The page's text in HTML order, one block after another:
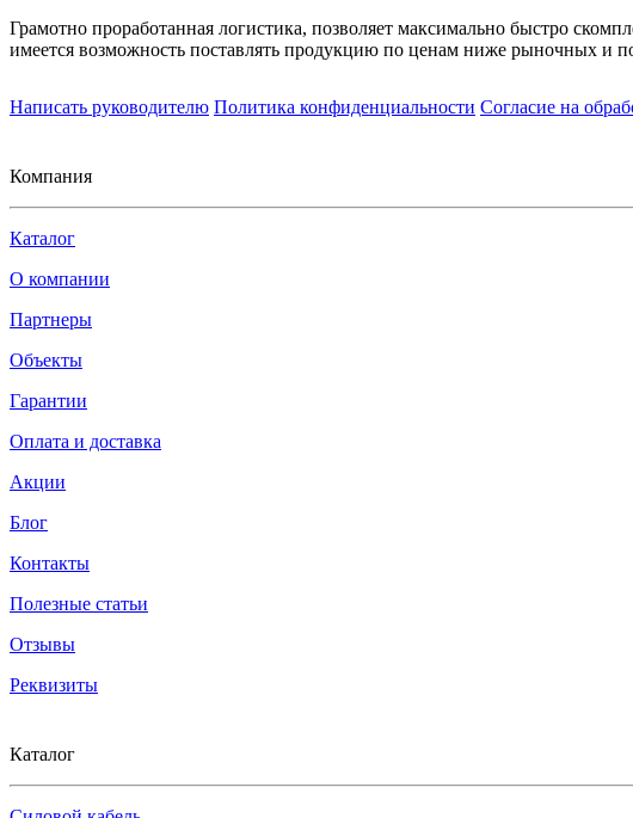
Грамотно проработанная логистика, позволяет максимально быстро
имеется возможность поставлять продукцию по ценам ниже рыночных и
Написать руководителю Политика конфиденциальности Согласие на
Компания
Каталог
О компании
Партнеры
Объекты
Гарантии
Оплата и доставка
Акции
Блог
Контакты
Полезные статьи
Отзывы
Реквизиты
Каталог